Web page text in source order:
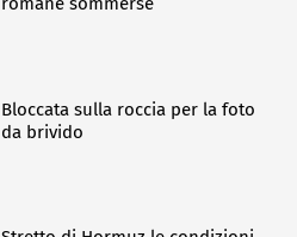
Bloccata sulla roccia per la foto
da brivido